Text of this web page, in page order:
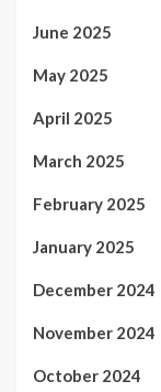
June 2025
May 2025
April 2025
March 2025
February 2025
January 2025
December 2024
November 2024
October 2024